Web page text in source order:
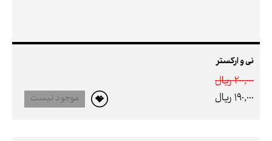
نی و ارکستر
200,000 ريال
190,000 ريال
موجود نیست